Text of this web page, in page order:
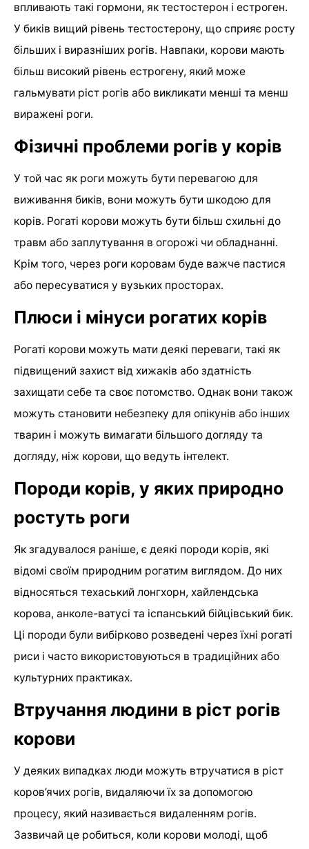
впливають такі гормони, як тестостерон і естроген.
У биків вищий рівень тестостерону, що сприяє росту
більших і виразніших рогів. Навпаки, корови мають
більш високий рівень естрогену, який може
гальмувати ріст рогів або викликати менші та менш
виражені роги.
Фізичні проблеми рогів у корів
У той час як роги можуть бути перевагою для
виживання биків, вони можуть бути шкодою для
корів. Рогаті корови можуть бути більш схильні до
травм або заплутування в огорожі чи обладнанні.
Крім того, через роги коровам буде важче пастися
або пересуватися у вузьких просторах.
Плюси і мінуси рогатих корів
Рогаті корови можуть мати деякі переваги, такі як
підвищений захист від хижаків або здатність
захищати себе та своє потомство. Однак вони також
можуть становити небезпеку для опікунів або інших
тварин і можуть вимагати більшого догляду та
догляду, ніж корови, що ведуть інтелект.
Породи корів, у яких природно
ростуть роги
Як згадувалося раніше, є деякі породи корів, які
відомі своїм природним рогатим виглядом. До них
відносяться техаський лонгхорн, хайлендська
корова, анколе-ватусі та іспанський бійцівський бик.
Ці породи були вибірково розведені через їхні рогаті
риси і часто використовуються в традиційних або
культурних практиках.
Втручання людини в ріст рогів
корови
У деяких випадках люди можуть втручатися в ріст
коров’ячих рогів, видаляючи їх за допомогою
процесу, який називається видаленням рогів.
Зазвичай це робиться, коли корови молоді, щоб